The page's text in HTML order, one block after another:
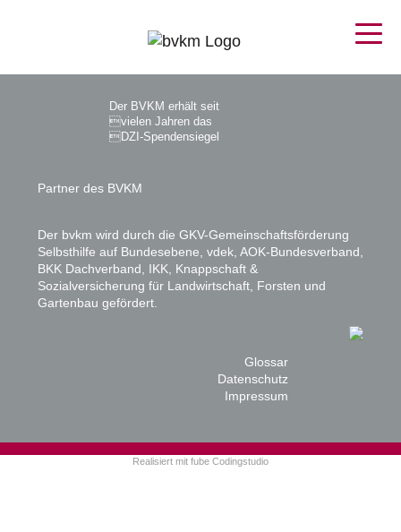
Der BVKM erhält seit
vielen Jahren das
DZI-Spendensiegel
Partner des BVKM
Der bvkm wird durch die GKV-Gemeinschaftsförderung
Selbsthilfe auf Bundesebene, vdek, AOK-Bundesverband,
BKK Dachverband, IKK, Knappschaft &
Sozialversicherung für Landwirtschaft, Forsten und
Gartenbau gefördert.
Glossar
Datenschutz
Impressum
Realisiert mit fube Codingstudio